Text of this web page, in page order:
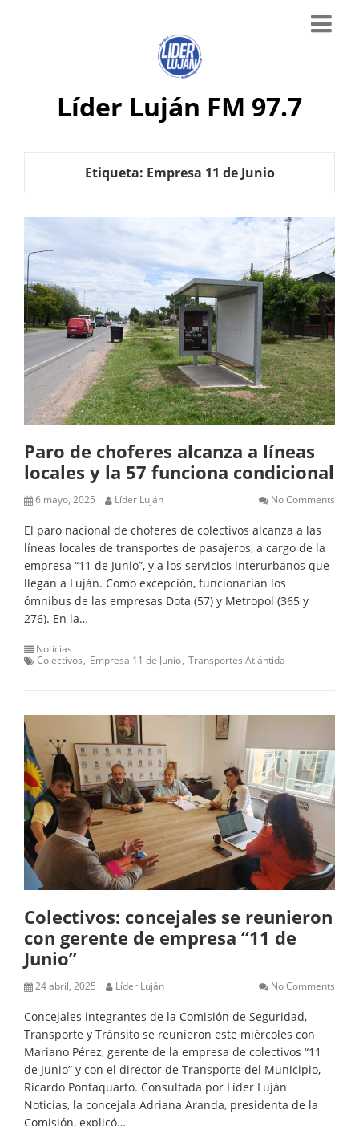
Líder Luján FM 97.7
Etiqueta: Empresa 11 de Junio
Paro de choferes alcanza a líneas
locales y la 57 funciona condicional
6 mayo, 2025 Líder Luján No Comments
El paro nacional de choferes de colectivos alcanza a las
líneas locales de transportes de pasajeros, a cargo de la
empresa “11 de Junio”, y a los servicios interurbanos que
llegan a Luján. Como excepción, funcionarían los
ómnibus de las empresas Dota (57) y Metropol (365 y
276). En la…
Noticias
Colectivos
Empresa 11 de Junio Transportes Atlántida
Colectivos: concejales se reunieron
con gerente de empresa “11 de
Junio”
24 abril, 2025 Líder Luján No Comments
Concejales integrantes de la Comisión de Seguridad,
Transporte y Tránsito se reunieron este miércoles con
Mariano Pérez, gerente de la empresa de colectivos “11
de Junio” y con el director de Transporte del Municipio,
Ricardo Pontaquarto. Consultada por Líder Luján
Noticias, la concejala Adriana Aranda, presidenta de la
Comisión, explicó…